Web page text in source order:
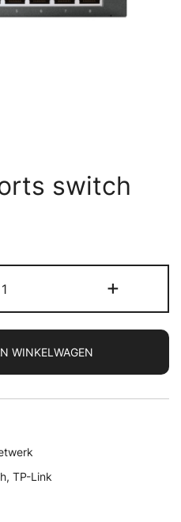
switch
Link
8-
switch
aantal
+
WINKELWAGEN
, TP-Link